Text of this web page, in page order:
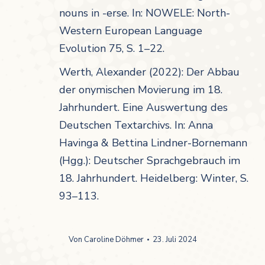
nouns in -erse. In: NOWELE: North-
Western European Language
Evolution 75, S. 1–22.
Werth, Alexander (2022): Der Abbau
der onymischen Movierung im 18.
Jahrhundert. Eine Auswertung des
Deutschen Textarchivs. In: Anna
Havinga & Bettina Lindner-Bornemann
(Hgg.): Deutscher Sprachgebrauch im
18. Jahrhundert. Heidelberg: Winter, S.
93–113.
Von Caroline Döhmer 23. Juli 2024